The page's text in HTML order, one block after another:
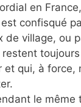
en
confisqué
de village, ou
et qui, à force,
le même